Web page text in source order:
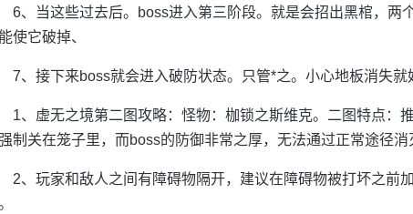
6、当这些过去后。boss进入第三阶段。就是会招出黑棺，两
使它破掉、
7、接下来boss就会进入破防状态。只管*之。小心地板消失就
1、虚无之境第二图攻略：怪物：枷锁之斯维克。二图特点：
制关在笼子里，而boss的防御非常之厚，无法通过正常途径消
2、玩家和敌人之间有障碍物隔开，建议在障碍物被打坏之前